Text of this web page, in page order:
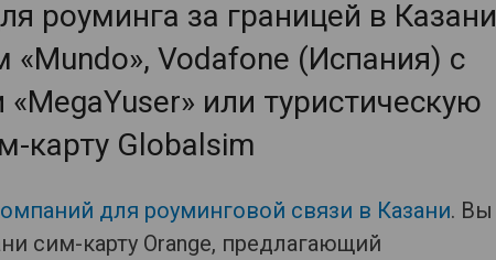
роуминга за границей в Казани
«Mundo», Vodafone (Испания) с
или туристическую
карту Globalsim
для роуминговой связи в Казани. Вы
сим-карту Orange, предлагающий